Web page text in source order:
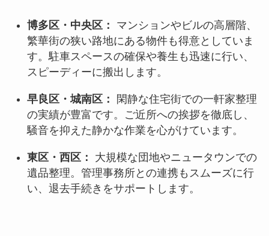
博多区・中央区：
マンションやビルの高層階、
繁華街の狭い路地にある物件も得意としていま
す。駐車スペースの確保や養生も迅速に行い、
スピーディーに搬出します。
早良区・城南区：
閑静な住宅街での一軒家整理
の実績が豊富です。ご近所への挨拶を徹底し、
騒音を抑えた静かな作業を心がけています。
東区・西区：
大規模な団地やニュータウンでの
遺品整理。管理事務所との連携もスムーズに行
い、退去手続きをサポートします。